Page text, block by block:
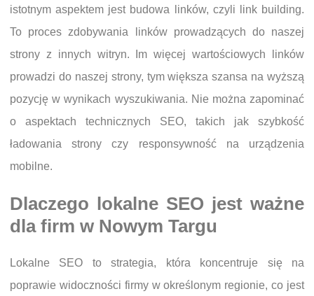
istotnym aspektem jest budowa linków, czyli link building.
To proces zdobywania linków prowadzących do naszej
strony z innych witryn. Im więcej wartościowych linków
prowadzi do naszej strony, tym większa szansa na wyższą
pozycję w wynikach wyszukiwania. Nie można zapominać
o aspektach technicznych SEO, takich jak szybkość
ładowania strony czy responsywność na urządzenia
mobilne.
Dlaczego lokalne SEO jest ważne
dla firm w Nowym Targu
Lokalne SEO to strategia, która koncentruje się na
poprawie widoczności firmy w określonym regionie, co jest